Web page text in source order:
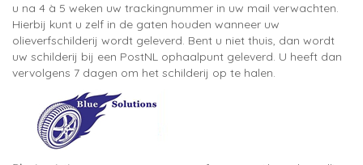
u na 4 à 5 weken uw trackingnummer in uw mail verwachten.
Hierbij kunt u zelf in de gaten houden wanneer uw
olieverfschilderij wordt geleverd. Bent u niet thuis, dan wordt
uw schilderij bij een PostNL ophaalpunt geleverd. U heeft dan
vervolgens 7 dagen om het schilderij op te halen.